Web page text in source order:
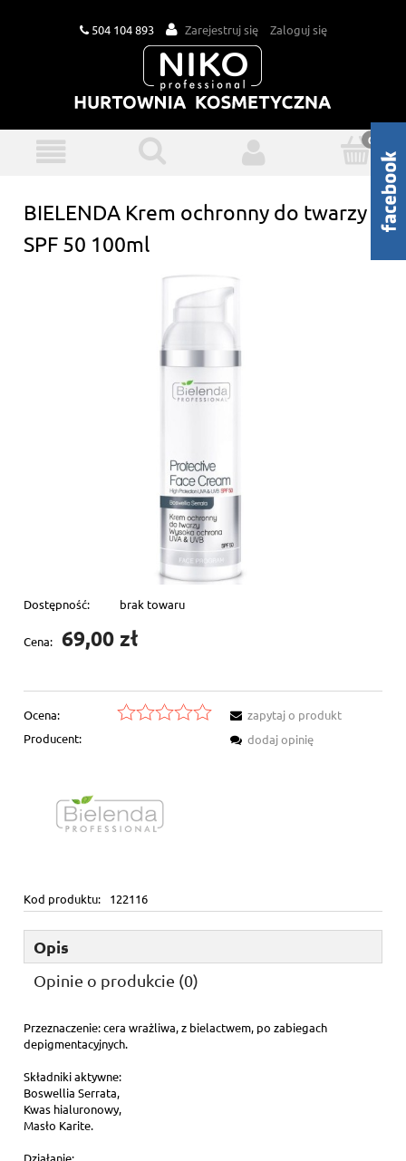
504 104 893 Zarejestruj się Zaloguj się
BIELENDA Krem ochronny do twarzy
SPF 50 100ml
Dostępność: brak towaru
Cena: 69,00 zł
Ocena:
Producent:
Kod produktu: 122116
zapytaj o produkt
dodaj opinię
Opis
Opinie o produkcie (0)
Przeznaczenie: cera wrażliwa, z bielactwem, po zabiegach
depigmentacyjnych.
Składniki aktywne:
Boswellia Serrata,
Kwas hialuronowy,
Masło Karite.